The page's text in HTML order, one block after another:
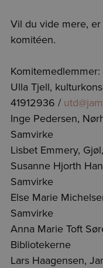
Vil du vide mere,
komitéen.
Komitemedlemmer:
Ulla Tjell,
41912936 /
Inge Pedersen,
Samvirke
Lisbet Emmery,
Susanne Hjorth
Samvirke
Else Marie
Samvirke
Anna Marie Toft
Bibliotekerne
Lars Haagensen,